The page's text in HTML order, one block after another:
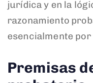
jurídica y en la
razonamiento
esencialmente
Premisas